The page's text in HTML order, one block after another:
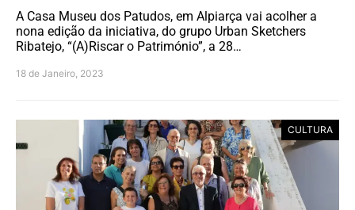
A Casa Museu dos Patudos, em Alpiarça vai acolher a
nona edição da iniciativa, do grupo Urban Sketchers
Ribatejo, “(A)Riscar o Património”, a 28…
18 de Janeiro, 2023
CULTURA